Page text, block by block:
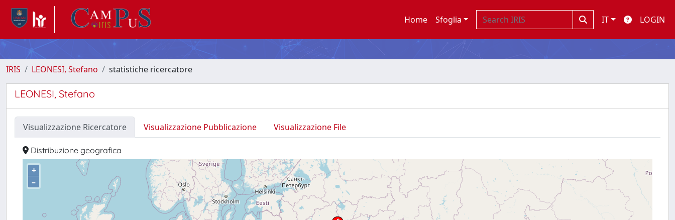
Home Sfoglia IT LOGIN
IRIS LEONESI, Stefano statistiche ricercatore
LEONESI, Stefano
Visualizzazione Ricercatore Visualizzazione Pubblicazione Visualizzazione File
Distribuzione geografica
+
–